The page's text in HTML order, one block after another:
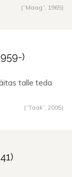
(“Maag”, 1965)
-)
talle teda
(“Taak”, 2005)
)